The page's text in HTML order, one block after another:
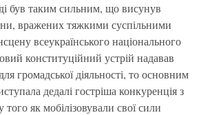
був таким сильним, що висунув
вражених тяжкими суспільними
всеукраїнського національного
конституційний устрій надавав
громадської діяльності, то основним
дедалі гостріша конкуренція з
як мобілізовували свої сили